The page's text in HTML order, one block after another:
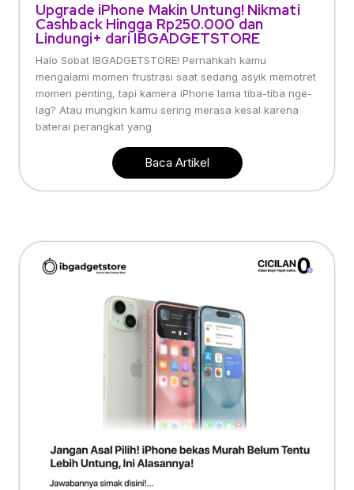
Upgrade iPhone Makin Untung! Nikmati
Cashback Hingga Rp250.000 dan
Lindungi+ dari IBGADGETSTORE
Halo Sobat IBGADGETSTORE! Pernahkah kamu
mengalami momen frustrasi saat sedang asyik memotret
momen penting, tapi kamera iPhone lama tiba-tiba nge-
lag? Atau mungkin kamu sering merasa kesal karena
baterai perangkat yang
Baca Artikel